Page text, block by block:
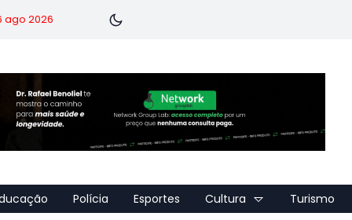
ago 2026
Polícia Esportes Cultura Turismo